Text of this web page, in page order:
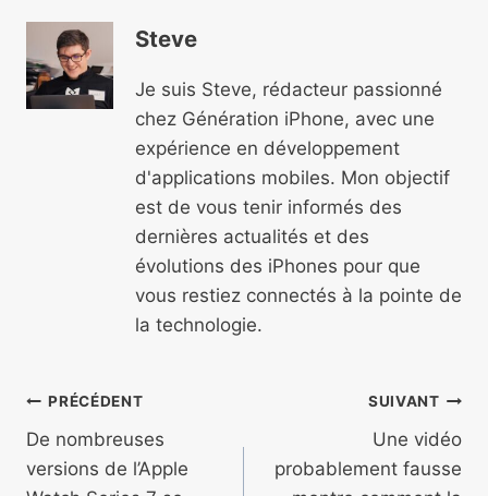
Steve
Je suis Steve, rédacteur passionné
chez Génération iPhone, avec une
expérience en développement
d'applications mobiles. Mon objectif
est de vous tenir informés des
dernières actualités et des
évolutions des iPhones pour que
vous restiez connectés à la pointe de
la technologie.
Navigation
de
PRÉCÉDENT
De nombreuses
versions de l’Apple
SUIVANT
Une vidéo
probablement fausse